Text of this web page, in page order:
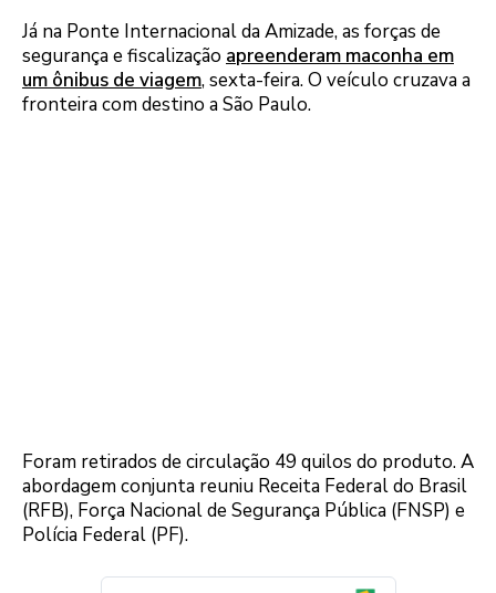
Já na Ponte Internacional da Amizade, as forças de
segurança e fiscalização apreenderam maconha em
um ônibus de viagem, sexta-feira. O veículo cruzava a
fronteira com destino a São Paulo.
Foram retirados de circulação 49 quilos do produto. A
abordagem conjunta reuniu Receita Federal do Brasil
(RFB), Força Nacional de Segurança Pública (FNSP) e
Polícia Federal (PF).